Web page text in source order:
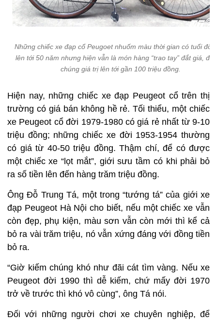
Những chiếc xe đạp cổ Peugoet nhuốm màu thời gian có tuổi đời
lên tới 50 năm nhưng hiện vẫn là món hàng “trao tay” đắt giá, đôi
chúng giá trị lên tới gần 100 triệu đồng.
Hiện nay, những chiếc xe đạp Peugeot cổ trên thị
trường có giá bán không hề rẻ. Tối thiểu, một chiếc
xe Peugeot cổ đời 1979-1980 có giá rẻ nhất từ 9-10
triệu đồng; những chiếc xe đời 1953-1954 thường
có giá từ 40-50 triệu đồng. Thậm chí, để có được
một chiếc xe “lọt mắt”, giới sưu tầm có khi phải bỏ
ra số tiền lên đến hàng trăm triệu đồng.
Ông Đỗ Trung Tá, một trong “tướng tá” của giới xe
đạp Peugeot Hà Nội cho biết, nếu một chiếc xe vẫn
còn đẹp, phụ kiện, màu sơn vẫn còn mới thì kể cả
bỏ ra vài trăm triệu, nó vẫn xứng đáng với đồng tiền
bỏ ra.
“Giờ kiếm chúng khó như đãi cát tìm vàng. Nếu xe
Peugeot đời 1990 thì dễ kiếm, chứ mấy đời 1970
trở về trước thì khó vô cùng”, ông Tá nói.
Đối với những người chơi xe chuyên nghiệp, để